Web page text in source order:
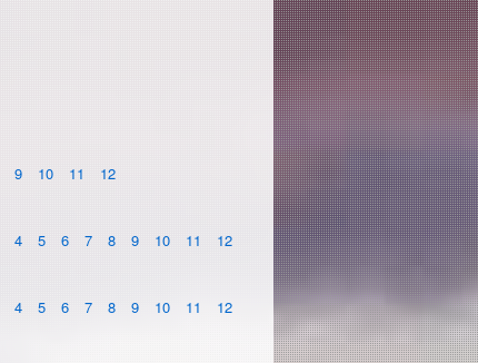
9 10 11 12
4 5 6 7 8 9 10 11 12
4 5 6 7 8 9 10 11 12